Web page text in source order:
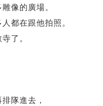
像的廣場。
都在跟他拍照。
了。
隊進去，